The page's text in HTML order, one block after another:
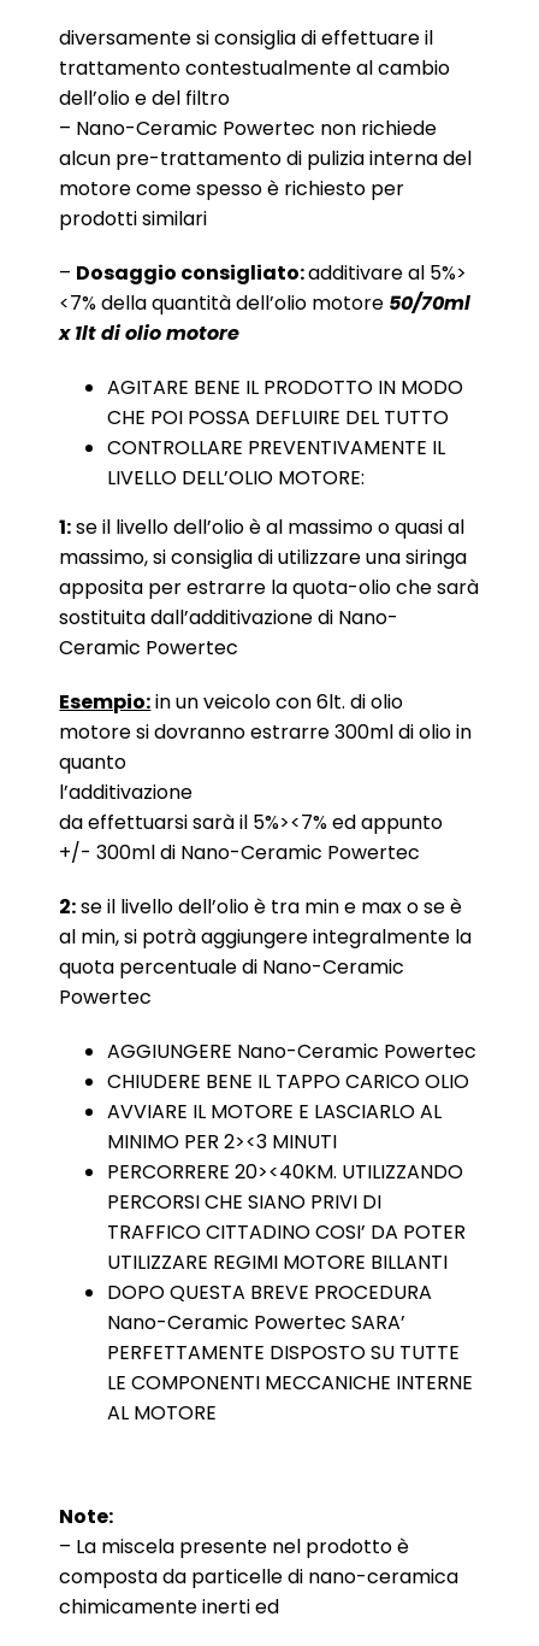
diversamente si consiglia di effettuare il
trattamento contestualmente al cambio
dell’olio e del filtro
– Nano-Ceramic Powertec non richiede
alcun pre-trattamento di pulizia interna del
motore come spesso è richiesto per
prodotti similari
– Dosaggio consigliato:additivare al 5%>
<7% della quantità dell’olio motore 50/70ml
x 1lt di olio motore
AGITARE BENE IL PRODOTTO IN MODO
CHE POI POSSA DEFLUIRE DEL TUTTO
CONTROLLARE PREVENTIVAMENTE IL
LIVELLO DELL’OLIO MOTORE:
1:se il livello dell’olio è al massimo o quasi al
massimo, si consiglia di utilizzare una siringa
apposita per estrarre la quota-olio che sarà
sostituita dall’additivazione di Nano-
Ceramic Powertec
Esempio:in un veicolo con 6lt. di olio
motore si dovranno estrarre 300ml di olio in
quanto
da effettuarsi sarà il 5%><7% ed appunto
+/- 300ml di Nano-Ceramic Powertec
2:se il livello dell’olio è tra min e max o se è
al min, si potrà aggiungere integralmente la
quota percentuale di Nano-Ceramic
Powertec
AGGIUNGERE Nano-Ceramic Powertec
CHIUDERE BENE IL TAPPO CARICO OLIO
AVVIARE IL MOTORE E LASCIARLO AL
MINIMO PER 2><3 MINUTI
PERCORRERE 20><40KM. UTILIZZANDO
PERCORSI CHE SIANO PRIVI DI
TRAFFICO CITTADINO COSI’ DA POTER
UTILIZZARE REGIMI MOTORE BILLANTI
DOPO QUESTA BREVE PROCEDURA
Nano-Ceramic Powertec SARA’
PERFETTAMENTE DISPOSTO SU TUTTE
LE COMPONENTI MECCANICHE INTERNE
AL MOTORE
Note:
– La miscela presente nel prodotto è
composta da particelle di nano-ceramica
chimicamente inerti ed